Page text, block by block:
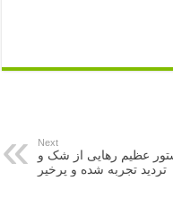
Next
عظیم رهایی از شک و
تردید تجربه شده و پرخیر